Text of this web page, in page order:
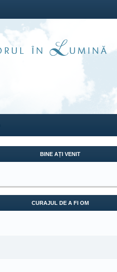
BINE AȚI VENIT
CURAJUL DE A FI OM